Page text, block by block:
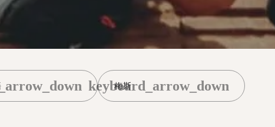
梅斯
keyboard_arrow_down